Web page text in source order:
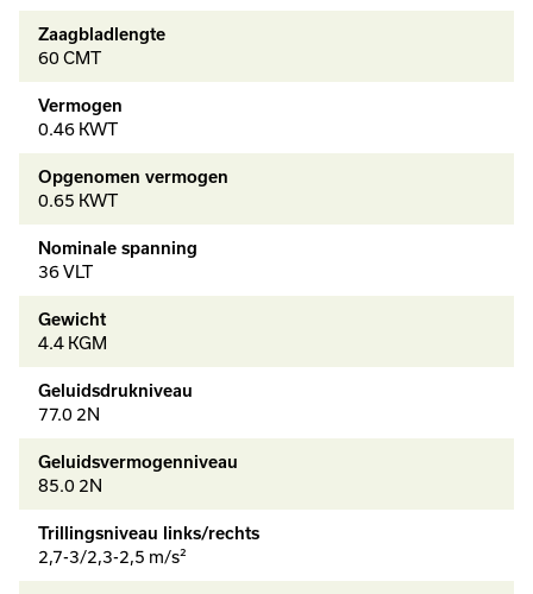
Zaagbladlengte
60 CMT
Vermogen
0.46 KWT
Opgenomen vermogen
0.65 KWT
Nominale spanning
36 VLT
Gewicht
4.4 KGM
Geluidsdrukniveau
77.0 2N
Geluidsvermogenniveau
85.0 2N
Trillingsniveau links/rechts
2,7-3/2,3-2,5 m/s²